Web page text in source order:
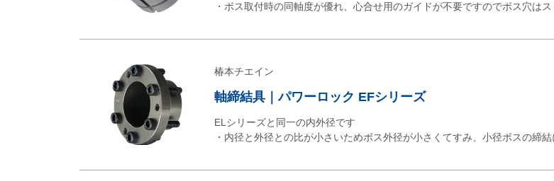
・ボス取付時の同軸度が優れ、心合せ用のガイドが不要ですのでボス穴は
椿本チエイン
軸締結具｜パワーロック EFシリーズ
ELシリーズと同一の内外径です
・内径と外径との比が小さいためボス外径が小さくてすみ、小径ボスの締結